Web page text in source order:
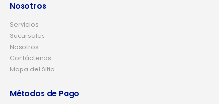
Nosotros
Servicios
Sucursales
Nosotros
Contáctenos
Mapa del Sitio
Métodos de Pago